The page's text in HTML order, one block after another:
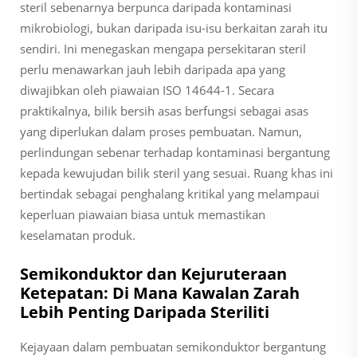
steril sebenarnya berpunca daripada kontaminasi
mikrobiologi, bukan daripada isu-isu berkaitan zarah itu
sendiri. Ini menegaskan mengapa persekitaran steril
perlu menawarkan jauh lebih daripada apa yang
diwajibkan oleh piawaian ISO 14644-1. Secara
praktikalnya, bilik bersih asas berfungsi sebagai asas
yang diperlukan dalam proses pembuatan. Namun,
perlindungan sebenar terhadap kontaminasi bergantung
kepada kewujudan bilik steril yang sesuai. Ruang khas ini
bertindak sebagai penghalang kritikal yang melampaui
keperluan piawaian biasa untuk memastikan
keselamatan produk.
Semikonduktor dan Kejuruteraan
Ketepatan: Di Mana Kawalan Zarah
Lebih Penting Daripada Steriliti
Kejayaan dalam pembuatan semikonduktor bergantung